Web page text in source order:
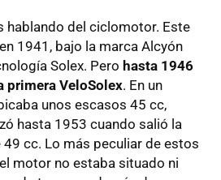
hablando del ciclomotor. Este
1941, bajo la marca Alcyón
Solex. Pero hasta 1946
primera VeloSolex. En un
unos escasos 45 cc,
hasta 1953 cuando salió la
cc. Lo más peculiar de estos
motor no estaba situado ni